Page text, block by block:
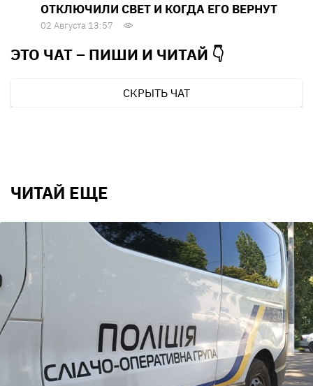
ОТКЛЮЧИЛИ СВЕТ И КОГДА ЕГО ВЕРНУТ
02 Августа 13:57
ЭТО ЧАТ – ПИШИ И ЧИТАЙ 👇
СКРЫТЬ ЧАТ
ЧИТАЙ ЕЩЕ